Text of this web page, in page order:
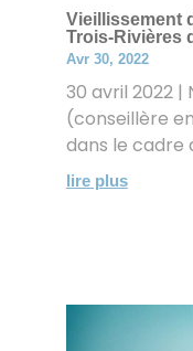
Vieillissement
Trois-Rivières
Avr 30, 2022
30 avril 2022 |
(conseillère
dans le cadre
lire plus